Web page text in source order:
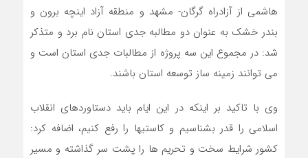
هاشمی از آزادراه گرگان- مشهد و منطقه آزاد اینچه برون و
بندر خشک به عنوان دو مطالبه جدی استان نام برد و متذکر
شد: در مجموع این سه پروژه از مطالبات جدی استان است و
می توانند زمینه ساز توسعه استان باشند.
وی با تاکید بر اینکه در این ایام باید دستاوردهای انقلاب
اسلامی را قدر بشناسیم و کاستیها را رفع کنیم، اضافه کرد:
کشور شرایط سخت و تحریم ها را پشت سر گذاشته و مسیر